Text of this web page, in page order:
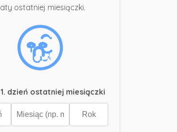
ostatniej miesiączki.
dzień ostatniej miesiączki